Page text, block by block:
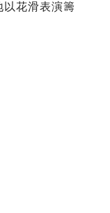
以花滑表演籌